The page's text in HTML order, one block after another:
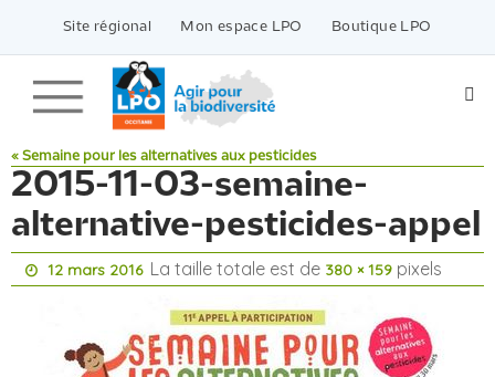
contenu
Site régional Mon espace LPO Boutique LPO
« Semaine pour les alternatives aux pesticides
2015-11-03-semaine-
alternative-pesticides-appel
12 mars 2016 La taille totale est de 380 × 159 pixels